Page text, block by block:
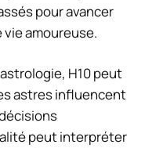
pour avancer
amoureuse.
H10 peut
astres influencent
peut interpréter